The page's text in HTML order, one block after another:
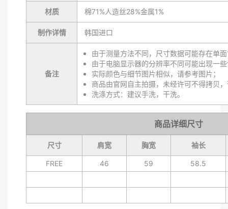
材质 棉71%人造丝28%金属1%
制作详情 韩国进口
备注
由于测量方法不同，尺寸数据可能存在单
由于电脑显示器的分辨率不同可能出现一
实际颜色与细节图片相似，请参考图片；
商品由官网自主拍摄，未经许可不得拷贝
洗涤方式：建议手洗，干洗。
商品详细尺寸
尺寸 肩宽 胸宽 袖长
FREE 46 59 58.5